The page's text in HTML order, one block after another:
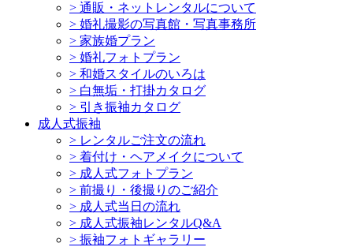
> 通販・ネットレンタルについて
> 婚礼撮影の写真館・写真事務所
> 家族婚プラン
> 婚礼フォトプラン
> 和婚スタイルのいろは
> 白無垢・打掛カタログ
> 引き振袖カタログ
成人式振袖
> レンタルご注文の流れ
> 着付け・ヘアメイクについて
> 成人式フォトプラン
> 前撮り・後撮りのご紹介
> 成人式当日の流れ
> 成人式振袖レンタルQ&A
> 振袖フォトギャラリー